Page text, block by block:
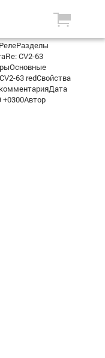
CV2-63
63 redСвойства
+0300Автор